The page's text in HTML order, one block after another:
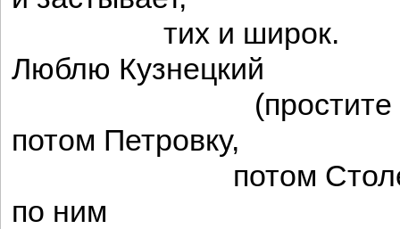
тих и широк.
Люблю Кузнецкий
(простите
потом Петровку,
потом
по ним